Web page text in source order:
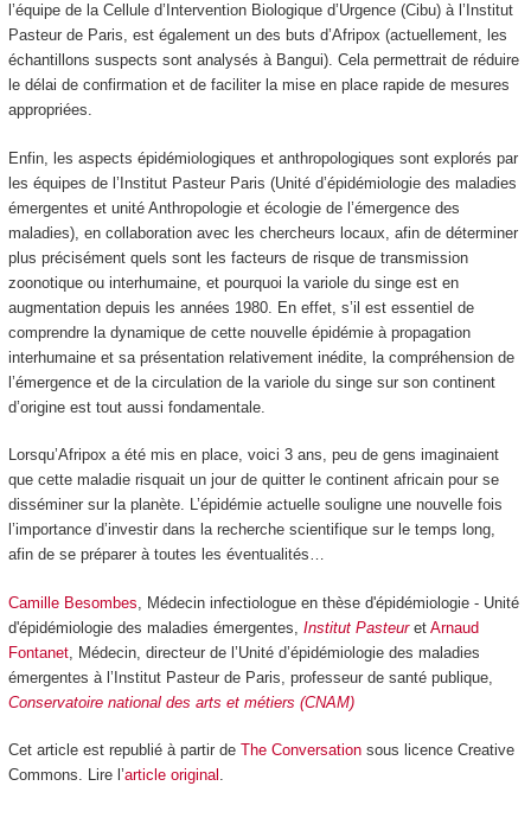
l’équipe de la Cellule d’Intervention Biologique d’Urgence (Cibu) à l’Institut
Pasteur de Paris, est également un des buts d’Afripox (actuellement, les
échantillons suspects sont analysés à Bangui). Cela permettrait de réduire
le délai de confirmation et de faciliter la mise en place rapide de mesures
appropriées.
Enfin, les aspects épidémiologiques et anthropologiques sont explorés par
les équipes de l’Institut Pasteur Paris (Unité d’épidémiologie des maladies
émergentes et unité Anthropologie et écologie de l’émergence des
maladies), en collaboration avec les chercheurs locaux, afin de déterminer
plus précisément quels sont les facteurs de risque de transmission
zoonotique ou interhumaine, et pourquoi la variole du singe est en
augmentation depuis les années 1980. En effet, s’il est essentiel de
comprendre la dynamique de cette nouvelle épidémie à propagation
interhumaine et sa présentation relativement inédite, la compréhension de
l’émergence et de la circulation de la variole du singe sur son continent
d’origine est tout aussi fondamentale.
Lorsqu’Afripox a été mis en place, voici 3 ans, peu de gens imaginaient
que cette maladie risquait un jour de quitter le continent africain pour se
disséminer sur la planète. L’épidémie actuelle souligne une nouvelle fois
l’importance d’investir dans la recherche scientifique sur le temps long,
afin de se préparer à toutes les éventualités…
Camille Besombes , Médecin infectiologue en thèse d'épidémiologie - Unité
d'épidémiologie des maladies émergentes, Institut Pasteuret Arnaud
Fontanet, Médecin, directeur de l’Unité d’épidémiologie des maladies
émergentes à l’Institut Pasteur de Paris, professeur de santé publique,
Conservatoire national des arts et métiers (CNAM)
Cet article est republié à partir de The Conversationsous licence Creative
Commons. Lire l’article original .